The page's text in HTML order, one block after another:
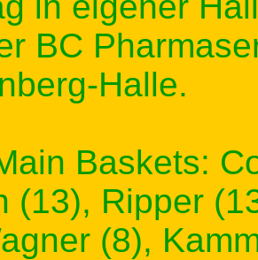
BC
Halle.
Baskets:
(13), Ripper
(8),